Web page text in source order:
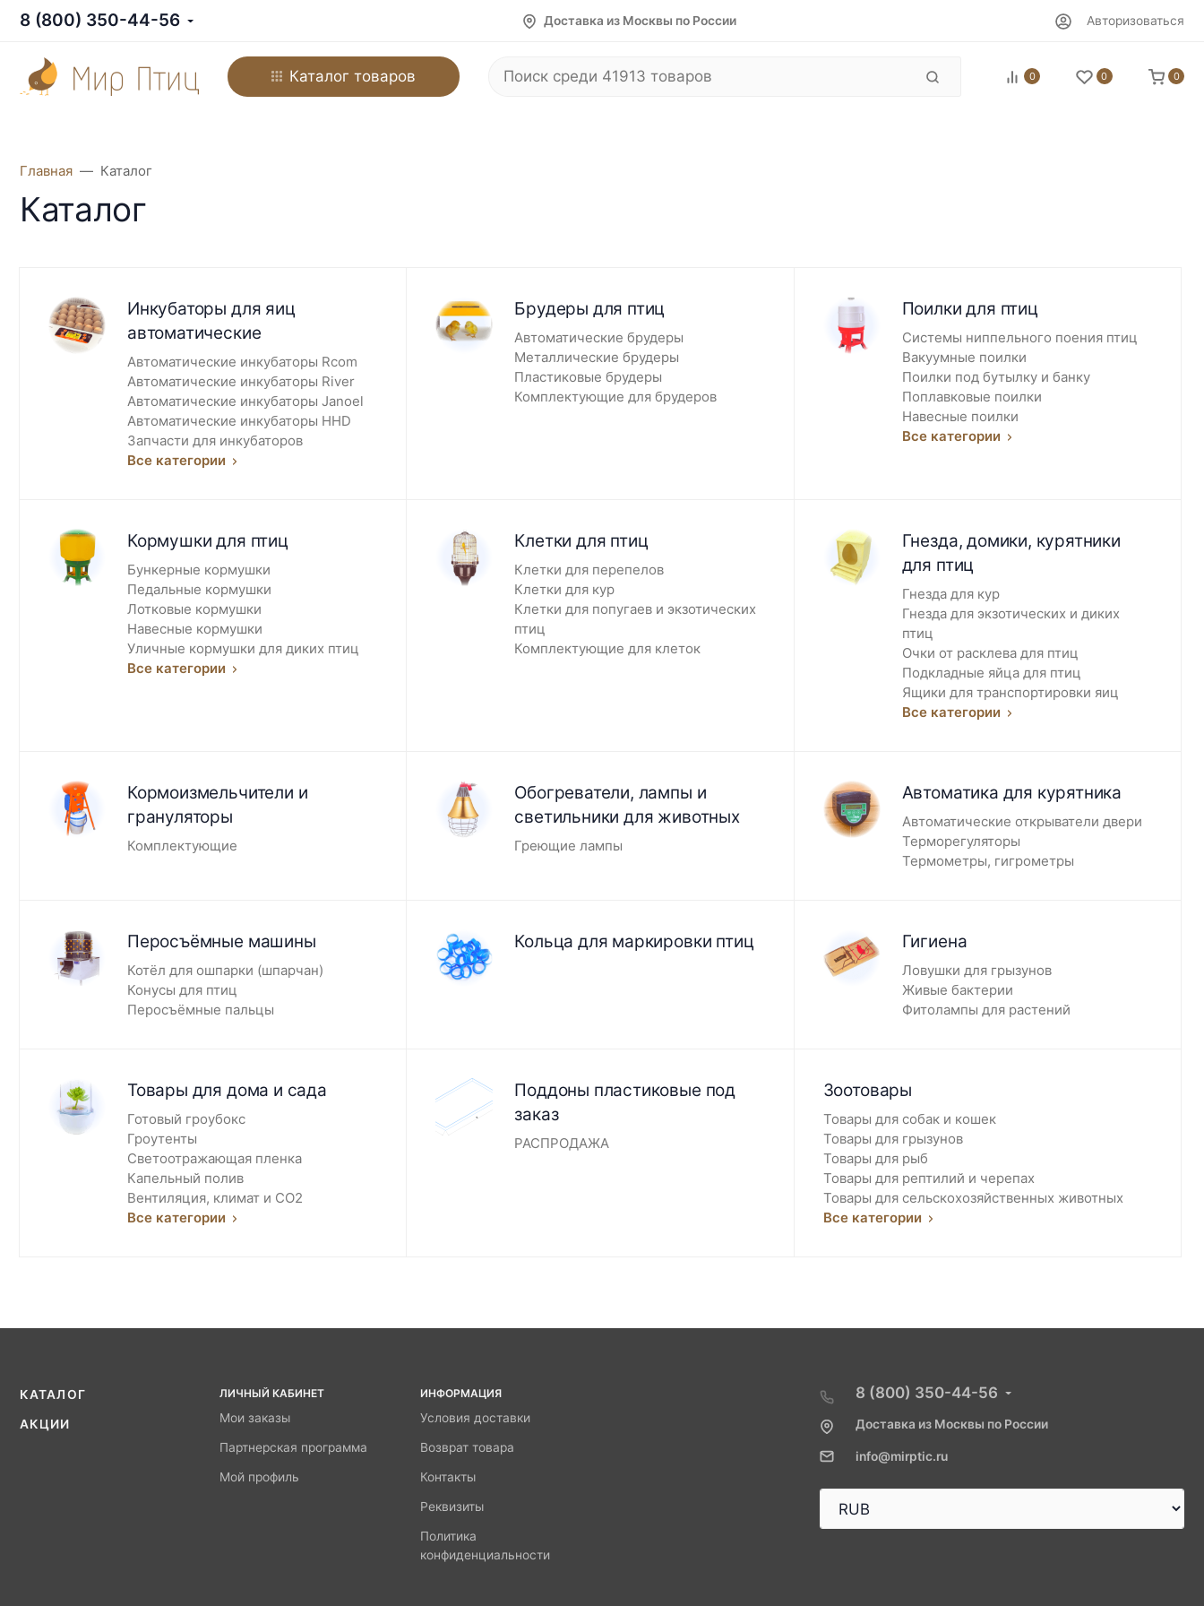
8 (800) 350-44-56 Доставка из Москвы по России Авторизоваться
Каталог товаров 0 0 0
Главная Каталог
Каталог
Инкубаторы для яиц
автоматические
Автоматические инкубаторы Rcom
Автоматические инкубаторы River
Автоматические инкубаторы Janoel
Автоматические инкубаторы HHD
Запчасти для инкубаторов
Все категории
Брудеры для птиц
Автоматические брудеры
Металлические брудеры
Пластиковые брудеры
Комплектующие для брудеров
Поилки для птиц
Системы ниппельного поения птиц
Вакуумные поилки
Поилки под бутылку и банку
Поплавковые поилки
Навесные поилки
Все категории
Кормушки для птиц
Бункерные кормушки
Педальные кормушки
Лотковые кормушки
Навесные кормушки
Уличные кормушки для диких птиц
Все категории
Клетки для птиц
Клетки для перепелов
Клетки для кур
Клетки для попугаев и экзотических
птиц
Комплектующие для клеток
Гнезда, домики, курятники
для птиц
Гнезда для кур
Гнезда для экзотических и диких
птиц
Очки от расклева для птиц
Подкладные яйца для птиц
Ящики для транспортировки яиц
Все категории
Кормоизмельчители и
грануляторы
Комплектующие
Обогреватели, лампы и
светильники для животных
Греющие лампы
Автоматика для курятника
Автоматические открыватели двери
Терморегуляторы
Термометры, гигрометры
Перосъёмные машины
Котёл для ошпарки (шпарчан)
Конусы для птиц
Перосъёмные пальцы
Кольца для маркировки птиц Гигиена
Ловушки для грызунов
Живые бактерии
Фитолампы для растений
Товары для дома и сада
Готовый гроубокс
Гроутенты
Светоотражающая пленка
Капельный полив
Вентиляция, климат и CO2
Все категории
Поддоны пластиковые под
заказ
РАСПРОДАЖА
Зоотовары
Товары для собак и кошек
Товары для грызунов
Товары для рыб
Товары для рептилий и черепах
Товары для сельскохозяйственных животных
Все категории
КАТАЛОГ
АКЦИИ
ЛИЧНЫЙ КАБИНЕТ
Мои заказы
Партнерская программа
Мой профиль
ИНФОРМАЦИЯ
Условия доставки
Возврат товара
Контакты
Реквизиты
Политика
конфиденциальности
8 (800) 350-44-56
Доставка из Москвы по России
info@mirptic.ru